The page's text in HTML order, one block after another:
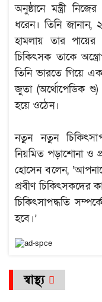
অনুষ্ঠানে মন্ত্রী
ধরেন। তিনি জানান,
হামলায় তার
চিকিৎসক তাকে
তিনি ভারতে গিয়ে
জুতা (অর্থোপেডিক শু)
হয়ে ওঠেন।
নতুন নতুন
নিয়মিত পড়াশোনা ও
হোসেন বলেন,
প্রবীণ চিকিৎসকদের
চিকিৎসাপদ্ধতি
হবে।’
স্বাস্থ্য